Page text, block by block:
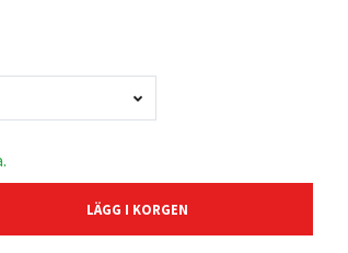
LÄGG I KORGEN